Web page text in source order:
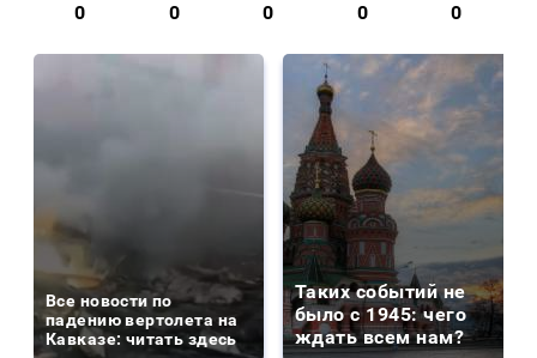
0 0 0 0 0
Все новости по
падению вертолета на
Кавказе: читать здесь
Таких событий не
было с 1945: чего
ждать всем нам?